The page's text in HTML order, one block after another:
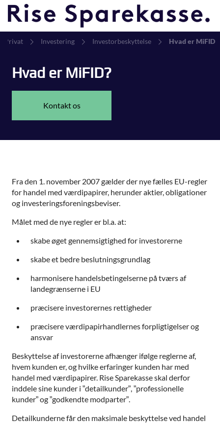
Privat Investering Investorbeskyttelse Hvad er MiFID
Hvad er MiFID?
Kontakt os
Fra den 1. november 2007 gælder der nye fælles EU-regler
for handel med værdipapirer, herunder aktier, obligationer
og investeringsforeningsbeviser.
Målet med de nye regler er bl.a. at:
skabe øget gennemsigtighed for investorerne
skabe et bedre beslutningsgrundlag
harmonisere handelsbetingelserne på tværs af
landegrænserne i EU
præcisere investorernes rettigheder
præcisere værdipapirhandlernes forpligtigelser og
ansvar
Beskyttelse af investorerne afhænger ifølge reglerne af,
hvem kunden er, og hvilke erfaringer kunden har med
handel med værdipapirer. Rise Sparekasse skal derfor
inddele sine kunder i ”detailkunder”, ”professionelle
kunder” og ”godkendte modparter”.
Detailkunderne får den maksimale beskyttelse ved handel